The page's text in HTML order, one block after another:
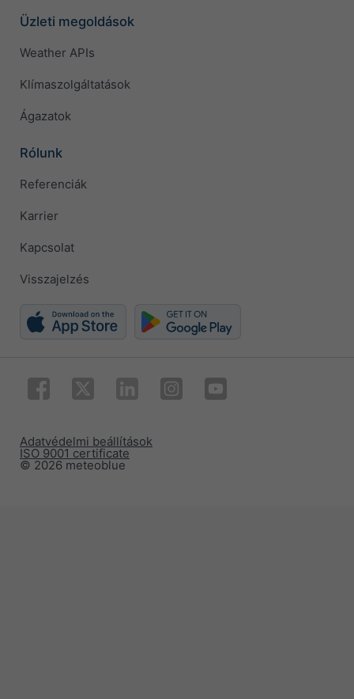
Üzleti megoldások
Weather APIs
Klímaszolgáltatások
Ágazatok
Rólunk
Referenciák
Karrier
Kapcsolat
Visszajelzés
© 2026 meteoblue
ISO 9001 certificate
Adatvédelmi beállítások